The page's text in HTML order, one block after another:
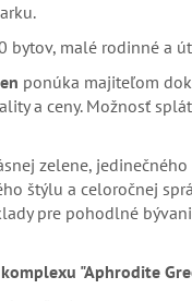
bytov, malé rodinné a
ponúka majiteľom
a ceny. Možnosť
zelene, jedinečného
štýlu a celoročnej
pre pohodlné
"Aphrodite